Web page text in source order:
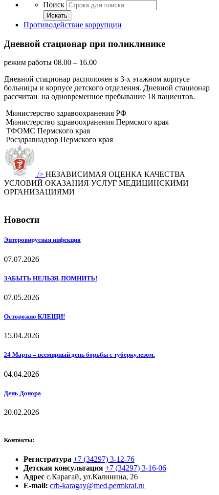
Поиск
Искать
Противодействие коррупции
Дневной стационар при поликлинике
режим работы 08.00 – 16.00
Дневной стационар расположен в 3-х этажном корпусе
больницы и корпусе детского отделения. Дневной стационар
рассчитан на одновременное пребывание 18 пациентов.
Министерство здравоохранения РФ
Министерство здравоохранения Пермского края
ТФОМС Пермского края
Росздравнадзор Пермского края
/> НЕЗАВИСИМАЯ ОЦЕНКА КАЧЕСТВА
УСЛОВИЙ ОКАЗАНИЯ УСЛУГ МЕДИЦИНСКИМИ
ОРГАНИЗАЦИЯМИ
Новости
Энтеровирусная инфекция
07.07.2026
ЗАБЫТЬ НЕЛЬЗЯ, ПОМНИТЬ!
07.05.2026
Осторожно КЛЕЩИ!
15.04.2026
24 Марта – всемирный день борьбы с туберкулезом.
04.04.2026
День Донора
20.02.2026
Контакты:
Регистратура +7 (34297) 3-12-76
Детская консультация +7 (34297) 3-16-06
Адрес с.Карагай, ул.Калинина, 26
E-mail: crb-karagay@med.permkrai.ru